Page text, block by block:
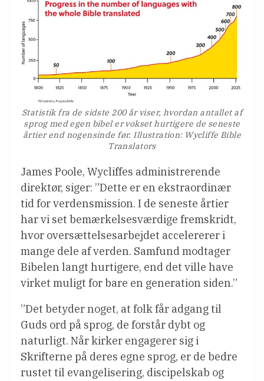
Statistik fra de sidste 200 år viser, hvordan antallet af
sprog med egen bibel er vokset hurtigere de seneste
årtier end nogensinde før. Illustration: Wycliffe Bible
Translators
James Poole, Wycliffes administrerende
direktør, siger: ”Dette er en ekstraordinær
tid for verdensmission. I de seneste årtier
har vi set bemærkelsesværdige fremskridt,
hvor oversættelsesarbejdet accelererer i
mange dele af verden. Samfund modtager
Bibelen langt hurtigere, end det ville have
virket muligt for bare en generation siden.”
”Det betyder noget, at folk får adgang til
Guds ord på sprog, de forstår dybt og
naturligt. Når kirker engagerer sig i
Skrifterne på deres egne sprog, er de bedre
rustet til evangelisering, discipelskab og